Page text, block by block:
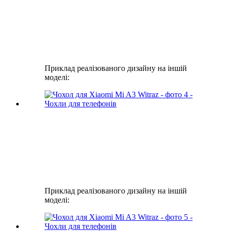
Приклад реалізованого дизайну на іншій
моделі:
Приклад реалізованого дизайну на іншій
моделі: